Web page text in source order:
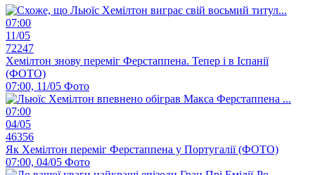
07:00
11/05
72247
Хемілтон знову переміг Ферстаппена. Тепер і в Іспанії
(ФОТО)
07:00, 11/05 Фото
07:00
04/05
46356
Як Хемілтон переміг Ферстаппена у Португалії (ФОТО)
07:00, 04/05 Фото